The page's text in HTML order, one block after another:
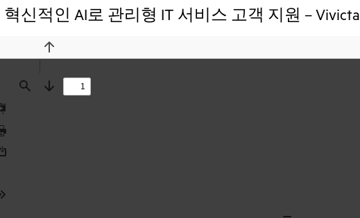
Find
Previous
Next
Presentation
Mode
Print
혁신적인 AI로 관리형 IT 서비스 고객 지원 – Vivicta